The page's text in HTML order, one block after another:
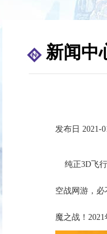
新闻中
发布日 2021-
纯正3D飞
空战网游，
魔之战！